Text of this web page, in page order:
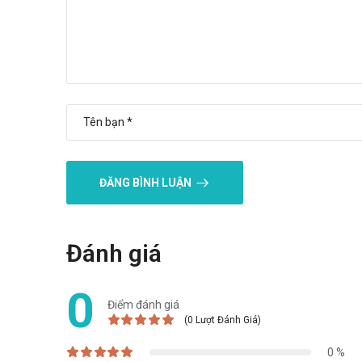
ĐĂNG BÌNH LUẬN
Đánh giá
0 Điểm đánh giá
(0 Lượt Đánh Giá)
0 %